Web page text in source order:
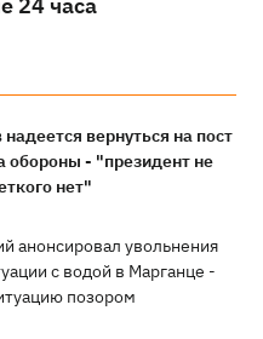
вернуться на пост
обороны - "президент не
нет"
анонсировал увольнения
с водой в Марганце -
позором